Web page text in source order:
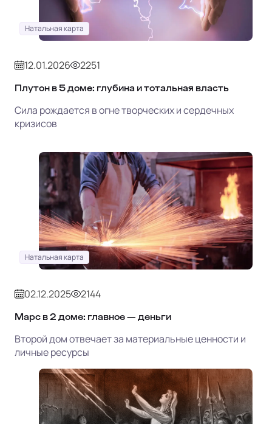
Натальная карта
12.01.2026 2251
Плутон в 5 доме: глубина и тотальная власть
Сила рождается в огне творческих и сердечных
кризисов
Натальная карта
02.12.2025 2144
Марс в 2 доме: главное — деньги
Второй дом отвечает за материальные ценности и
личные ресурсы